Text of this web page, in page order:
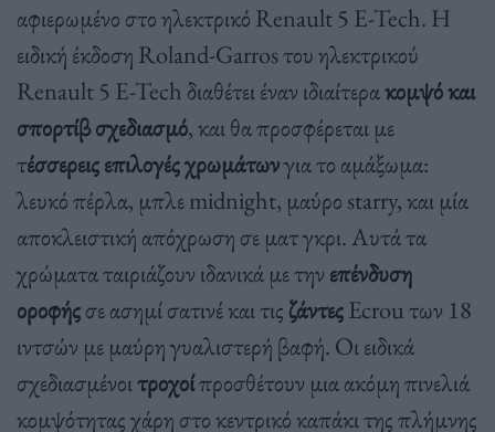
αφιερωμένο στο ηλεκτρικό Renault 5 E-Tech. Η
ειδική έκδοση Roland-Garros του ηλεκτρικού
Renault 5 E-Tech διαθέτει έναν ιδιαίτερακομψό και
σπορτίβ σχεδιασμό, και θα προσφέρεται με
τέσσερεις επιλογές χρωμάτωνγια το αμάξωμα:
λευκό πέρλα, μπλε midnight, μαύρο starry, και μία
αποκλειστική απόχρωση σε ματ γκρι. Αυτά τα
χρώματα ταιριάζουν ιδανικά με την επένδυση
οροφήςσε ασημί σατινέ και τις ζάντεςEcrou των 18
ιντσών με μαύρη γυαλιστερή βαφή. Οι ειδικά
σχεδιασμένοιτροχοίπροσθέτουν μια ακόμη πινελιά
κομψότητας χάρη στο κεντρικό καπάκι της πλήμνης